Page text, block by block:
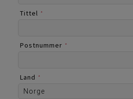
Tittel *
Postnummer *
Land *